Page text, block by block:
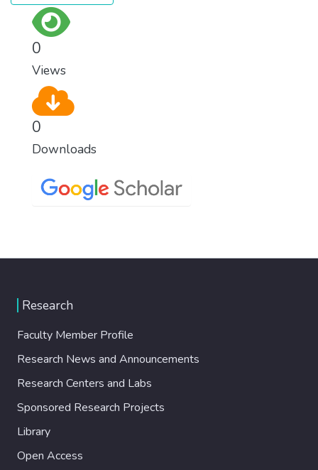
0
Views
0
Downloads
Research
Faculty Member Profile
Research News and Announcements
Research Centers and Labs
Sponsored Research Projects
Library
Open Access